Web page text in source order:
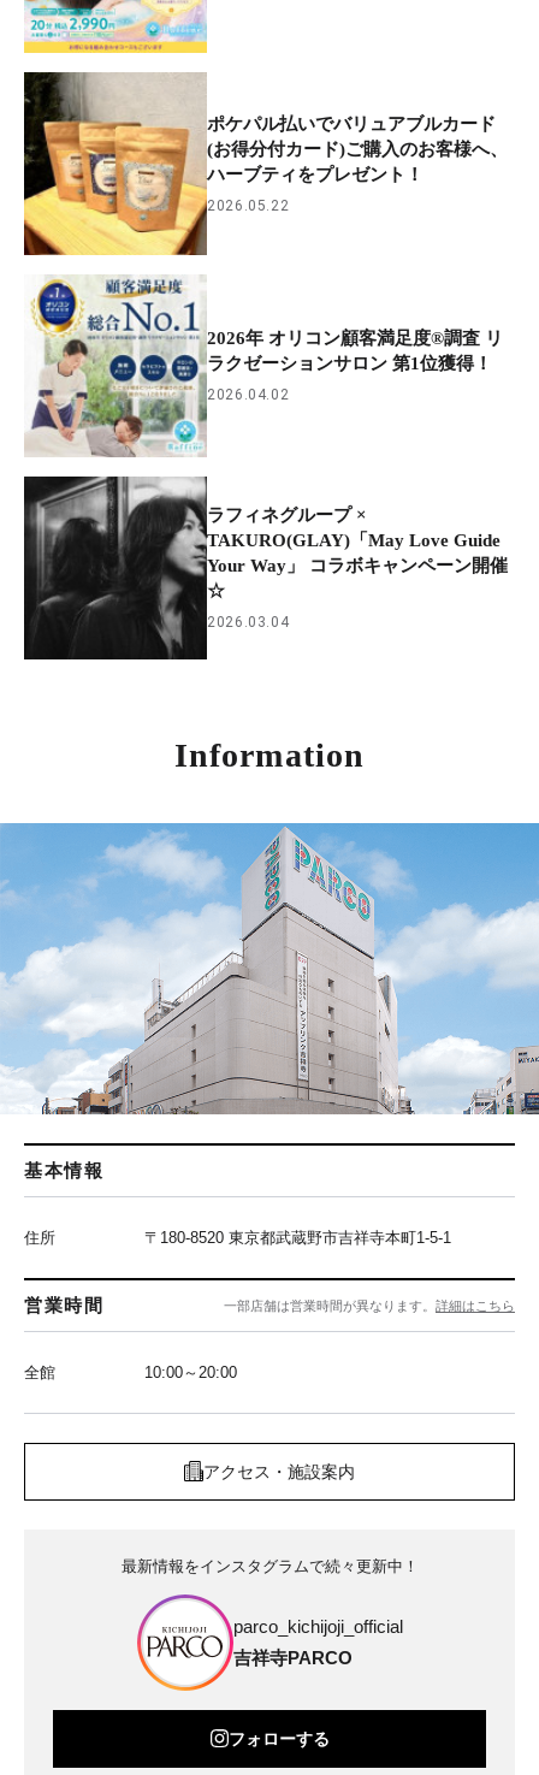
ポケパル払いでバリュアブルカード
(お得分付カード)ご購入のお客様へ、
ハーブティをプレゼント！
2026.05.22
2026年 オリコン顧客満足度®調査 リ
ラクゼーションサロン 第1位獲得！
2026.04.02
ラフィネグループ ×
TAKURO(GLAY)「May Love Guide
Your Way」 コラボキャンペーン開催
☆
2026.03.04
Information
基本情報
住所 〒180-8520 東京都武蔵野市吉祥寺本町1-5-1
営業時間 一部店舗は営業時間が異なります。 詳細はこちら
全館 10:00～20:00
アクセス・施設案内
最新情報をインスタグラムで続々更新中！
parco_kichijoji_official
吉祥寺PARCO
フォローする